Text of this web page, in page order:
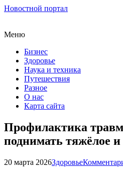
Новостной портал
Меню
Бизнес
Здоровье
Наука и техника
Путешествия
Разное
О нас
Карта сайта
Профилактика
поднимать тяжёлое
20 марта 2026Здоровье